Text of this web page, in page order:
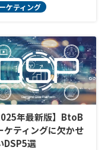
ケティング
年最新版】BtoB
ケティングに欠かせ
DSP5選